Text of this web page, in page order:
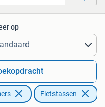
op
Fietstassen